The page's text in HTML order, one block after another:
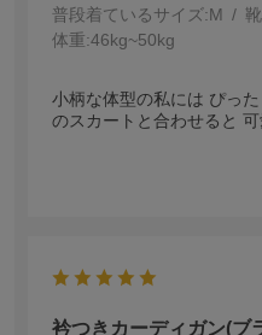
普段着ているサイズ:M
体重:46kg~50kg
小柄な体型の私には ぴっ
のスカートと合わせると
衿つきカーディガン(ブ